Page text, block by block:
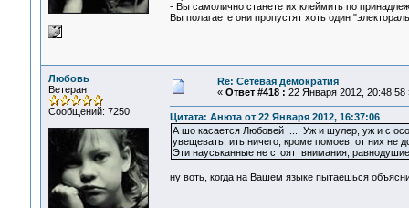
- Вы самолично станете их клеймить по
Вы полагаете они пропустят хоть один
Любовь
Ветеран
Сообщений: 7250
Re: Сетевая демократия
« Ответ #418 : 22 Января 2012, 20:48:58
Цитата: Анюта от 22 Января 2012, 16:37:06
А шо касается Любовей .... Уж и шулер, уж и с
увещевать, ить ничего, кроме помоев, от них не
Эти науськанные не стоят внимания,
ну воть, когда на Вашем языке пытаешься